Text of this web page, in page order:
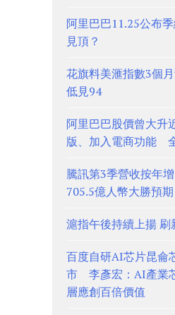
阿里巴巴11.25公布
見頂？
花旗料美滙指數3個
低見94
阿里巴巴股價曾大
版、加入電商功能
騰訊第3季營收按年
705.5億人幣大勝預期
滬指午後持續上揚 刷
百度自研AI芯片昆侖
市 李彥宏：AI產業
層應創百倍價值